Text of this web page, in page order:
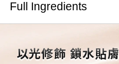
Full Ingredients
以光修飾 鎖水貼膚